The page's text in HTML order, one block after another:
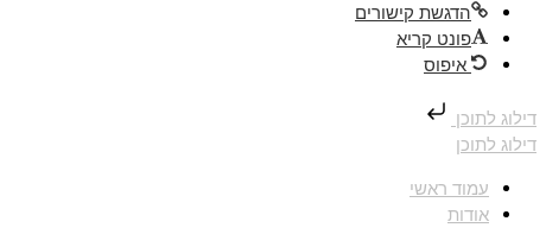
הדגשת קישורים
פונט קריא
איפוס
דילוג לתוכן
דילוג לתוכן
עמוד ראשי
אודות